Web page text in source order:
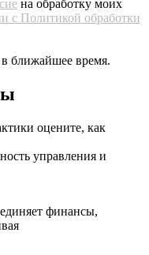
на обработку моих
с Политикой обработки
ближайшее время.
оцените, как
управления и
финансы,